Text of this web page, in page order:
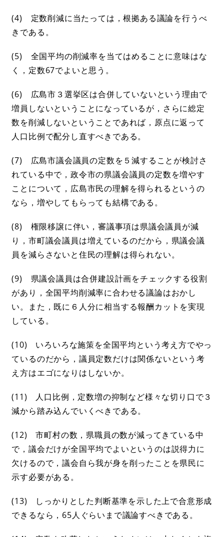
(4) 定数削減に当たっては，根拠ある議論を行うべ
きである。
(5) 全国平均の削減率を当てはめることに意味はな
く，定数67でよいと思う。
(6) 広島市３選挙区は合併していないという理由で
増員しないということになっているが，さらに総定
数を削減しないということであれば，原点に返って
人口比例で配分し直すべきである。
(7) 広島市議会議員の定数を５減することが検討さ
れている中で，政令市の県議会議員の定数を増やす
ことについて，広島市民の理解を得られるというの
なら，増やしてもらっても結構である。
(8) 権限移譲に伴い，審議事項は県議会議員が減
り，市町議会議員は増えているのだから，県議会議
員を減らさないと住民の理解は得られない。
(9) 県議会議員は合併建設計画をチェックする役割
があり，全国平均削減率に合わせる議論はおかし
い。また，既に６人分に相当する報酬カットを実現
している。
(10) いろいろな施策を全国平均という考え方でやっ
ているのだから，議員定数だけは関係ないという考
え方はエゴになりはしないか。
(11) 人口比例，定数増の抑制など様々な切り口で３
減から踏み込んでいくべきである。
(12) 市町村の数，県職員の数が減ってきている中
で，議会だけが全国平均でよいというのは説得力に
欠けるので，議会自ら我が身を削ったことを県民に
示す必要がある。
(13) しっかりとした判断基準を示した上で合意形成
できるなら，65人ぐらいまで議論すべきである。